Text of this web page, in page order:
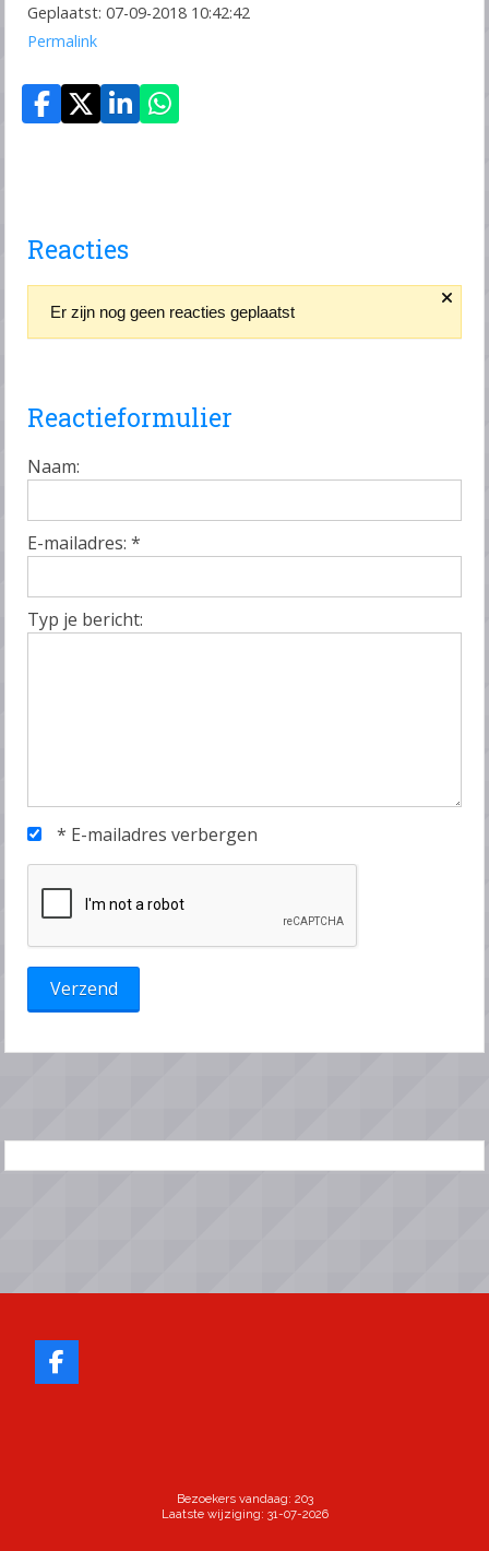
Geplaatst: 07-09-2018 10:42:42
Permalink
Reacties
Er zijn nog geen reacties geplaatst
Reactieformulier
Naam:
E-mailadres:*
Typ je bericht:
* E-mailadres verbergen
Bezoekers vandaag: 203
Laatste wijziging: 31-07-2026